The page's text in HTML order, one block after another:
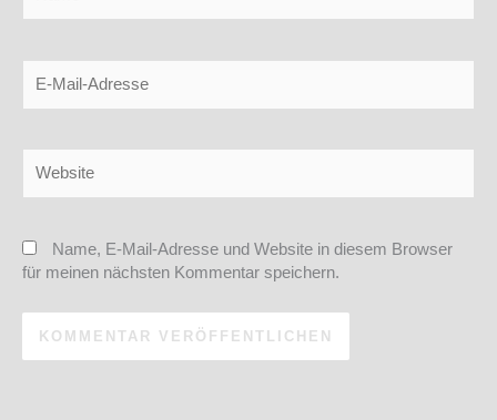
Mail-
Name, E-Mail-Adresse und Website in diesem Browser
für meinen nächsten Kommentar speichern.